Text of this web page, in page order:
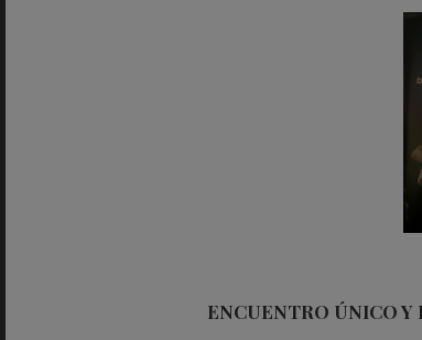
ENCUENTRO ÚNICO Y